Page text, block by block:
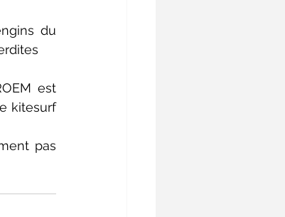
du
est
kitesurf
pas